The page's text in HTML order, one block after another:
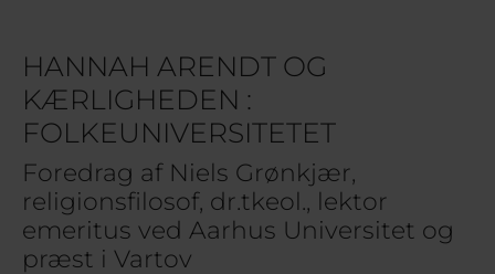
HANNAH ARENDT OG
KÆRLIGHEDEN :
FOLKEUNIVERSITETET
Foredrag af Niels Grønkjær,
religionsfilosof, dr.tkeol., lektor
emeritus ved Aarhus Universitet og
præst i Vartov